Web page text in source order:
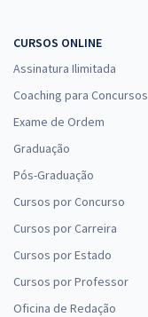
CURSOS ONLINE
Assinatura Ilimitada
Coaching para Concursos
Exame de Ordem
Graduação
Pós-Graduação
Cursos por Concurso
Cursos por Carreira
Cursos por Estado
Cursos por Professor
Oficina de Redação